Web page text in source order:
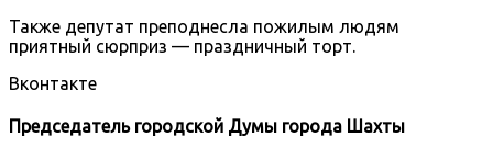
Также депутат преподнесла пожилым людям
приятный сюрприз — праздничный торт.
Вконтакте
Председатель городской Думы города Шахты